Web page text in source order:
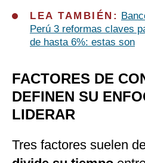
LEA TAMBIÉN:
Perú 3 reformas claves
de hasta 6%: estas son
FACTORES DE
DEFINEN SU
LIDERAR
Tres factores suelen